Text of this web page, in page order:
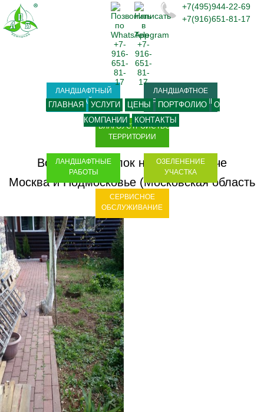
Восточный уголок на русской даче
Москва и Подмосковье (Московская область
- МО)
+7(495)944-22-69
+7(916)651-81-17
ГЛАВНАЯ УСЛУГИ ЦЕНЫ ПОРТФОЛИО
О
КОМПАНИИ
КОНТАКТЫ
ЛАНДШАФТНЫЙ
ДИЗАЙН
ЛАНДШАФТНОЕ
ПРОЕКТИРОВАНИЕ
БЛАГОУСТРОЙСТВО
ТЕРРИТОРИИ
ЛАНДШАФТНЫЕ
РАБОТЫ
ОЗЕЛЕНЕНИЕ
УЧАСТКА
СЕРВИСНОЕ
ОБСЛУЖИВАНИЕ